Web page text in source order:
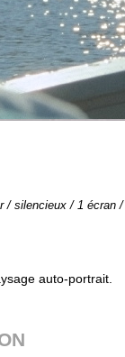
/ silencieux / 1 écran /
auto-portrait.